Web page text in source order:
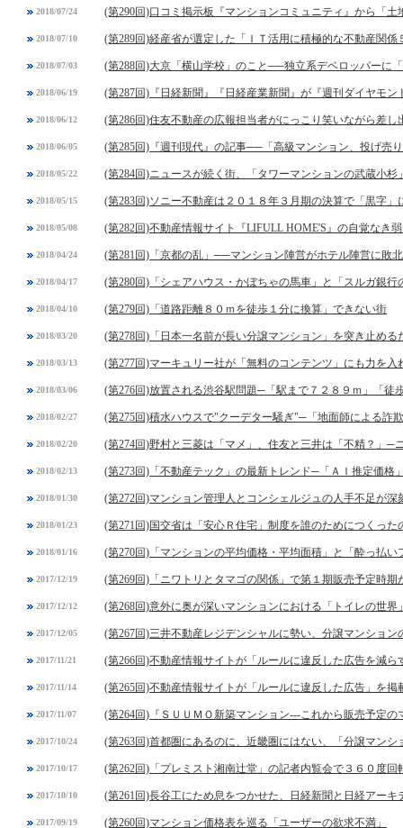
2018/07/24 (第290回)口コミ掲示板『マンションコミュニティ』から「土
2018/07/10 (第289回)経産省が選定した「ＩＴ活用に積極的な不動産関係
2018/07/03 (第288回)大京「横山学校」のこと──独立系デベロッパーに
2018/06/19 (第287回)『日経新聞』『日経産業新聞』が『週刊ダイヤモ
2018/06/12 (第286回)住友不動産の広報担当者がにっこり笑いながら差し
2018/06/05 (第285回)『週刊現代』の記事──「高級マンション、投げ売
2018/05/22 (第284回)ニュースが続く街、「タワーマンションの武蔵小杉
2018/05/15 (第283回)ソニー不動産は２０１８年３月期の決算で「黒字」
2018/05/08 (第282回)不動産情報サイト『LIFULL HOME'S』の自覚なき
2018/04/24 (第281回)「京都の乱」──マンション陣営がホテル陣営に敗北
2018/04/17 (第280回)「シェアハウス・かぼちゃの馬車」と「スルガ銀行
2018/04/10 (第279回)「道路距離８０ｍを徒歩１分に換算」できない街
2018/03/20 (第278回)「日本一名前が長い分譲マンション」を突き止める
2018/03/13 (第277回)マーキュリー社が「無料のコンテンツ」にも力を入
2018/03/06 (第276回)放置される渋谷駅問題─「駅まで７２８９ｍ」「徒
2018/02/27 (第275回)積水ハウスで"クーデター騒ぎ"─「地面師による詐
2018/02/20 (第274回)野村と三菱は「マメ」、住友と三井は「不精？」─
2018/02/13 (第273回)「不動産テック」の最新トレンド─「ＡＩ推定価格
2018/01/30 (第272回)マンション管理人とコンシェルジュの人手不足が深
2018/01/23 (第271回)国交省は「安心Ｒ住宅」制度を誰のためにつくった
2018/01/16 (第270回)「マンションの平均価格・平均面積」と「酔っ払
2017/12/19 (第269回)「ニワトリとタマゴの関係」で第１期販売予定時期
2017/12/12 (第268回)意外に奥が深いマンションにおける「トイレの世界
2017/12/05 (第267回)三井不動産レジデンシャルに勢い、分譲マンション
2017/11/21 (第266回)不動産情報サイトが「ルールに違反した広告を減ら
2017/11/14 (第265回)不動産情報サイトが「ルールに違反した広告」を掲
2017/11/07 (第264回)『ＳＵＵＭＯ新築マンション---これから販売予定
2017/10/24 (第263回)首都圏にあるのに、近畿圏にはない、「分譲マンシ
2017/10/17 (第262回)「プレミスト湘南辻堂」の記者内覧会で３６０度
2017/10/10 (第261回)長谷工にため息をつかせた、日経新聞と日経アーキ
2017/09/19 (第260回)マンション価格表を巡る「ユーザーの欲求不満」